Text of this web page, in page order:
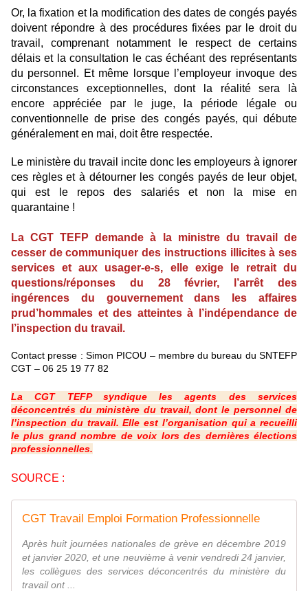
Or, la fixation et la modification des dates de congés payés
doivent répondre à des procédures fixées par le droit du
travail, comprenant notamment le respect de certains
délais et la consultation le cas échéant des représentants
du personnel. Et même lorsque l’employeur invoque des
circonstances exceptionnelles, dont la réalité sera là
encore appréciée par le juge, la période légale ou
conventionnelle de prise des congés payés, qui débute
généralement en mai, doit être respectée.
Le ministère du travail incite donc les employeurs à ignorer
ces règles et à détourner les congés payés de leur objet,
qui est le repos des salariés et non la mise en
quarantaine !
La CGT TEFP demande à la ministre du travail de
cesser de communiquer des instructions illicites à ses
services et aux usager-e-s, elle exige le retrait du
questions/réponses du 28 février, l’arrêt des
ingérences du gouvernement dans les affaires
prud’hommales et des atteintes à l’indépendance de
l’inspection du travail.
Contact presse : Simon PICOU – membre du bureau du SNTEFP
CGT – 06 25 19 77 82
La CGT TEFP syndique les agents des services
déconcentrés du ministère du travail, dont le personnel de
l’inspection du travail. Elle est l’organisation qui a recueilli
le plus grand nombre de voix lors des dernières élections
professionnelles.
SOURCE :
CGT Travail Emploi Formation Professionnelle
Après huit journées nationales de grève en décembre 2019
et janvier 2020, et une neuvième à venir vendredi 24 janvier,
les collègues des services déconcentrés du ministère du
travail ont ...